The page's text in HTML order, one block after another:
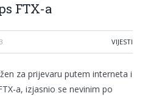
FTX-a
VIJESTI
za prijevaru putem interneta i
a, izjasnio se nevinim po